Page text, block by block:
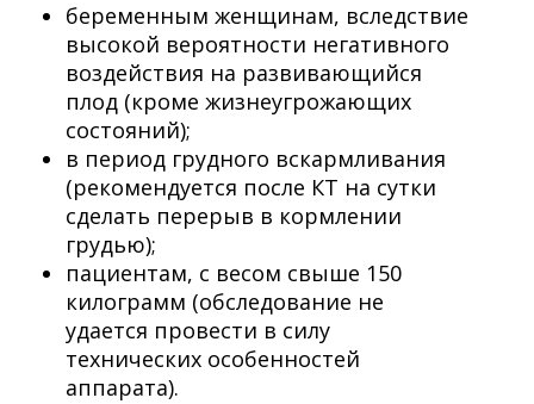
беременным женщинам, вследствие
высокой вероятности негативного
воздействия на развивающийся
плод (кроме жизнеугрожающих
состояний);
в период грудного вскармливания
(рекомендуется после КТ на сутки
сделать перерыв в кормлении
грудью);
пациентам, с весом свыше 150
килограмм (обследование не
удается провести в силу
технических особенностей
аппарата).